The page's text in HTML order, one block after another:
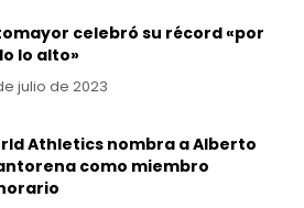
celebró su récord «por
lo alto»
julio de 2023
Athletics nombra a Alberto
como miembro